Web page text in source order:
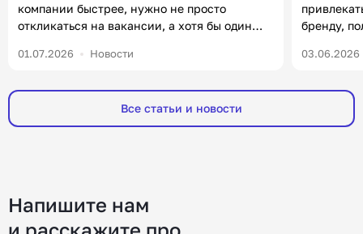
компании быстрее, нужно не просто
откликаться на вакансии, а хотя бы один
нетворкингу и комментингу. В статье
зарубежном рынке, какие инструменты
помогут получить оффер и где искать работу.
Меня зовут Юлия, я руководитель HR в
01.07.2026 Новости
бренду,
уже есть
чаще
03.06.2026
Все статьи и новости
Напишите нам